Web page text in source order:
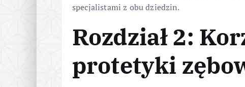
specjalistami z obu dziedzin.
Rozdział 2:
protetyki